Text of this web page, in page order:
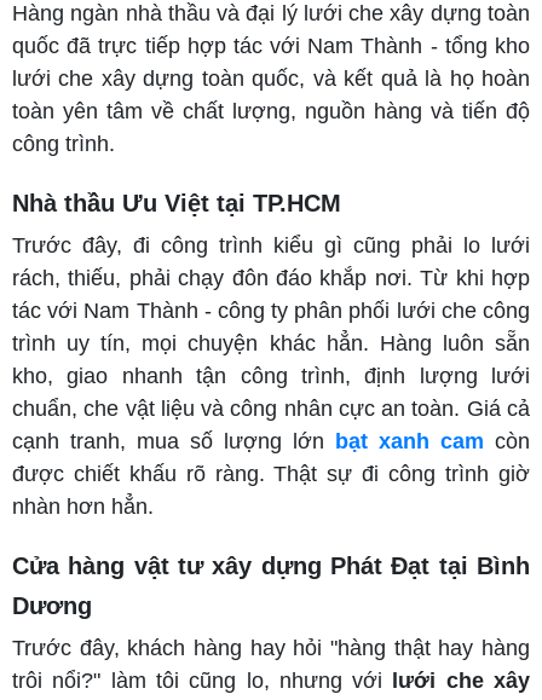
Hàng ngàn nhà thầu và đại lý lưới che xây dựng toàn
quốc đã trực tiếp hợp tác với Nam Thành - tổng kho
lưới che xây dựng toàn quốc, và kết quả là họ hoàn
toàn yên tâm về chất lượng, nguồn hàng và tiến độ
công trình.
Nhà thầu Ưu Việt tại TP.HCM
Trước đây, đi công trình kiểu gì cũng phải lo lưới
rách, thiếu, phải chạy đôn đáo khắp nơi. Từ khi hợp
tác với Nam Thành - công ty phân phối lưới che công
trình uy tín, mọi chuyện khác hẳn. Hàng luôn sẵn
kho, giao nhanh tận công trình, định lượng lưới
chuẩn, che vật liệu và công nhân cực an toàn. Giá cả
cạnh tranh, mua số lượng lớn
bạt xanh cam còn
được chiết khấu rõ ràng. Thật sự đi công trình giờ
nhàn hơn hẳn.
Cửa hàng vật tư xây dựng Phát Đạt tại Bình
Dương
Trước đây, khách hàng hay hỏi "hàng thật hay hàng
trôi nổi?" làm tôi cũng lo, nhưng với
lưới che xây